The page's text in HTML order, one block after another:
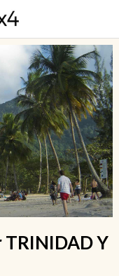
TRINIDAD Y